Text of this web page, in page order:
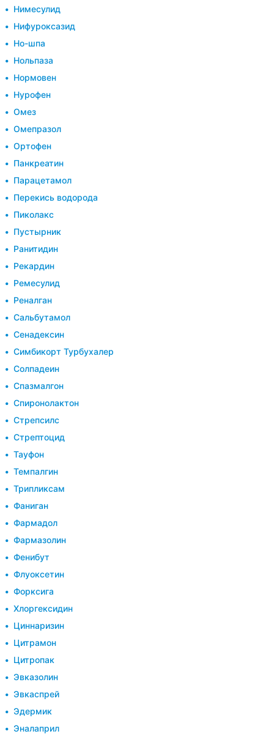
Нимесулид
Нифуроксазид
Но-шпа
Нольпаза
Нормовен
Нурофен
Омез
Омепразол
Ортофен
Панкреатин
Парацетамол
Перекись водорода
Пиколакс
Пустырник
Ранитидин
Рекардин
Ремесулид
Реналган
Сальбутамол
Сенадексин
Симбикорт Турбухалер
Солпадеин
Спазмалгон
Спиронолактон
Стрепсилс
Стрептоцид
Тауфон
Темпалгин
Трипликсам
Фаниган
Фармадол
Фармазолин
Фенибут
Флуоксетин
Форксига
Хлоргексидин
Циннаризин
Цитрамон
Цитропак
Эвказолин
Эвкаспрей
Эдермик
Эналаприл